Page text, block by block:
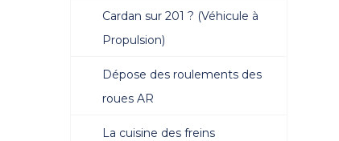
Cardan sur 201 ? (Véhicule à
Propulsion)
Dépose des roulements des
roues AR
La cuisine des freins